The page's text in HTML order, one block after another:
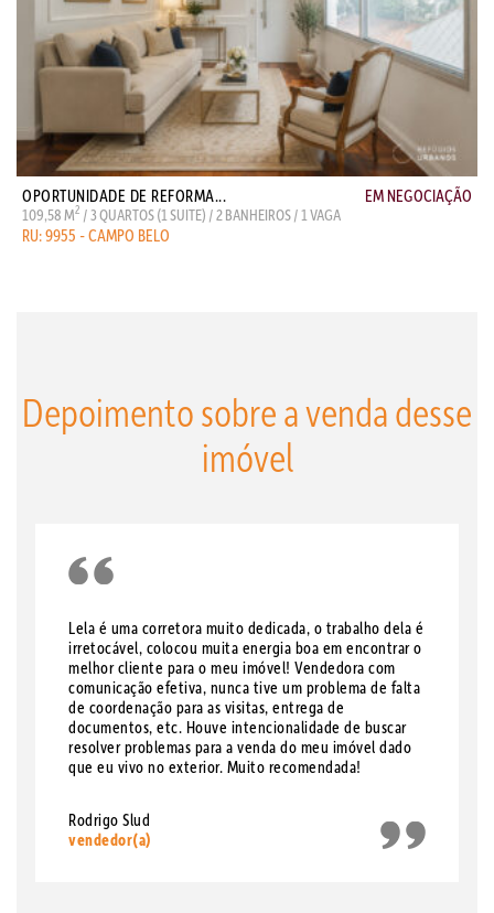
OPORTUNIDADE DE REFORMA... EM NEGOCIAÇÃO
109,58 M2 / 3 QUARTOS (1 SUITE) / 2 BANHEIROS / 1 VAGA
RU: 9955 - CAMPO BELO
Depoimento sobre a venda desse
imóvel
Lela é uma corretora muito dedicada, o trabalho dela é
irretocável, colocou muita energia boa em encontrar o
melhor cliente para o meu imóvel! Vendedora com
comunicação efetiva, nunca tive um problema de falta
de coordenação para as visitas, entrega de
documentos, etc. Houve intencionalidade de buscar
resolver problemas para a venda do meu imóvel dado
que eu vivo no exterior. Muito recomendada!
Rodrigo Slud
vendedor(a)